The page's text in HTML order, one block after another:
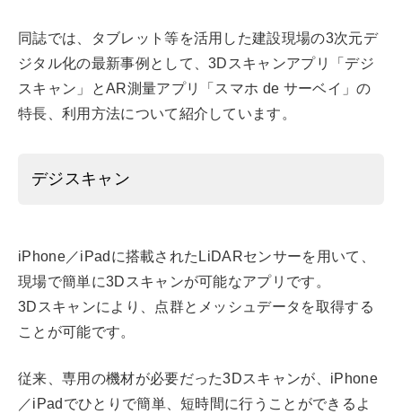
同誌では、タブレット等を活用した建設現場の3次元デ
ジタル化の最新事例として、3Dスキャンアプリ「デジ
スキャン」とAR測量アプリ「スマホ de サーベイ」の
特長、利用方法について紹介しています。
デジスキャン
iPhone／iPadに搭載されたLiDARセンサーを用いて、
現場で簡単に3Dスキャンが可能なアプリです。
3Dスキャンにより、点群とメッシュデータを取得する
ことが可能です。
従来、専用の機材が必要だった3Dスキャンが、iPhone
／iPadでひとりで簡単、短時間に行うことができるよ